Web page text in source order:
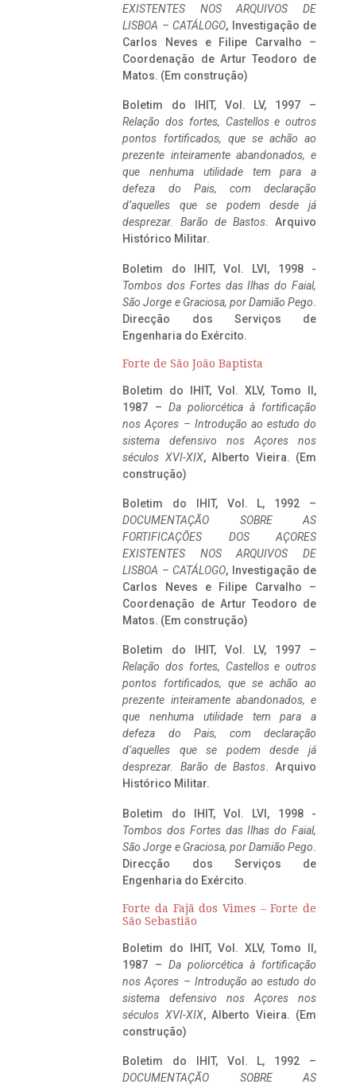
EXISTENTES NOS ARQUIVOS DE
LISBOA – CATÁLOGO, Investigação de
Carlos Neves e Filipe Carvalho –
Coordenação de Artur Teodoro de
Matos. (Em construção)
Boletim do IHIT, Vol. LV, 1997 –
Relação dos fortes, Castellos e outros
pontos fortificados, que se achão ao
prezente inteiramente abandonados, e
que nenhuma utilidade tem para a
defeza do Pais, com declaração
d’aquelles que se podem desde já
desprezar. Barão de Bastos. Arquivo
Histórico Militar.
Boletim do IHIT, Vol. LVI, 1998 -
Tombos dos Fortes das Ilhas do Faial,
São Jorge e Graciosa, por Damião Pego.
Direcção dos Serviços de
Engenharia do Exército.
Forte de São João Baptista
Boletim do IHIT, Vol. XLV, Tomo II,
1987 – Da poliorcética à fortificação
nos Açores – Introdução ao estudo do
sistema defensivo nos Açores nos
séculos XVI-XIX, Alberto Vieira. (Em
construção)
Boletim do IHIT, Vol. L, 1992 –
DOCUMENTAÇÃO SOBRE AS
FORTIFICAÇÕES DOS AÇORES
EXISTENTES NOS ARQUIVOS DE
LISBOA – CATÁLOGO, Investigação de
Carlos Neves e Filipe Carvalho –
Coordenação de Artur Teodoro de
Matos. (Em construção)
Boletim do IHIT, Vol. LV, 1997 –
Relação dos fortes, Castellos e outros
pontos fortificados, que se achão ao
prezente inteiramente abandonados, e
que nenhuma utilidade tem para a
defeza do Pais, com declaração
d’aquelles que se podem desde já
desprezar. Barão de Bastos. Arquivo
Histórico Militar.
Boletim do IHIT, Vol. LVI, 1998 -
Tombos dos Fortes das Ilhas do Faial,
São Jorge e Graciosa, por Damião Pego.
Direcção dos Serviços de
Engenharia do Exército.
Forte da Fajã dos Vimes – Forte de
São Sebastião
Boletim do IHIT, Vol. XLV, Tomo II,
1987 – Da poliorcética à fortificação
nos Açores – Introdução ao estudo do
sistema defensivo nos Açores nos
séculos XVI-XIX, Alberto Vieira. (Em
construção)
Boletim do IHIT, Vol. L, 1992 –
DOCUMENTAÇÃO SOBRE AS